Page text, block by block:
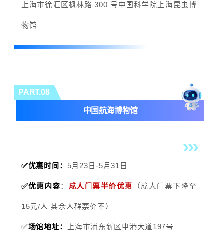
上海市徐汇区枫林路 300 号中国科学院上海昆虫博
物馆
PART.08
中国航海博物馆
✅优惠时间： 5月23日-5月31日
✅优惠内容： 成人门票半价优惠 （成人门票下降至
15元/人 其余人群票价不）
✅场馆地址： 上海市浦东新区申港大道197号